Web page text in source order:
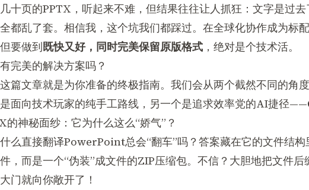
十页的PPTX，听起来不难，但结果往往让人抓狂：文字是过
都乱了套。相信我，这个坑我们都踩过。在全球化协作成为标
要做到既快又好，同时完美保留原版格式 ，绝对是个技术活。
完美的解决方案吗？
篇文章就是为你准备的终极指南。我们会从两个截然不同的角
面向技术玩家的纯手工路线，另一个是追求效率党的AI捷径——
的神秘面纱：它为什么这么“娇气”？
么直接翻译PowerPoint总会“翻车”吗？答案藏在它的文件结构
，而是一个“伪装”成文件的ZIP压缩包。不信？大胆地把文件后
门就向你敞开了！